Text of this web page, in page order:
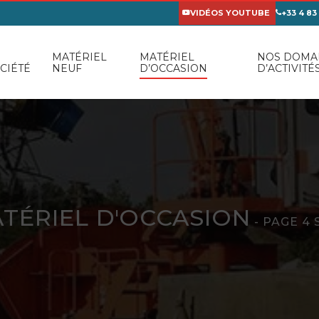
VIDÉOS YOUTUBE +33 4
MATÉRIEL
NEUF
MATÉRIEL
D’OCCASION
NOS
D'OCCASION - PAGE 4